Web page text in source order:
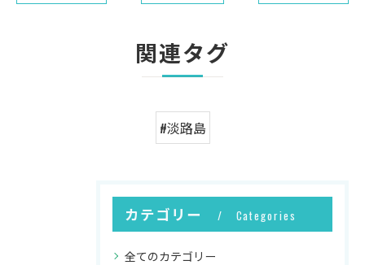
関連タグ
#淡路島
カテゴリー Categories
全てのカテゴリー